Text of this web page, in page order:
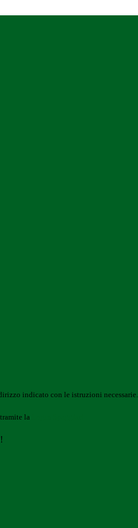
indicato con le istruzioni necessarie.
la